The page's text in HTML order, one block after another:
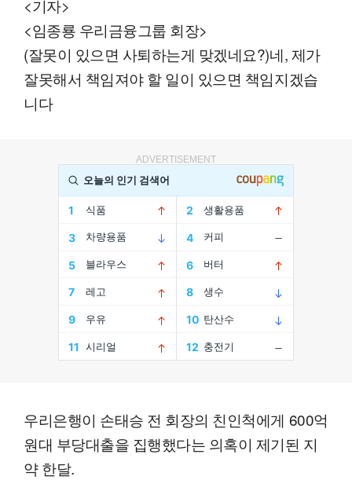
<기자>
<임종룡 우리금융그룹 회장>
(잘못이 있으면 사퇴하는게 맞겠네요?)네, 제가
잘못해서 책임져야 할 일이 있으면 책임지겠습
니다
ADVERTISEMENT
우리은행이 손태승 전 회장의 친인척에게 600억
원대 부당대출을 집행했다는 의혹이 제기된 지
약 한달.